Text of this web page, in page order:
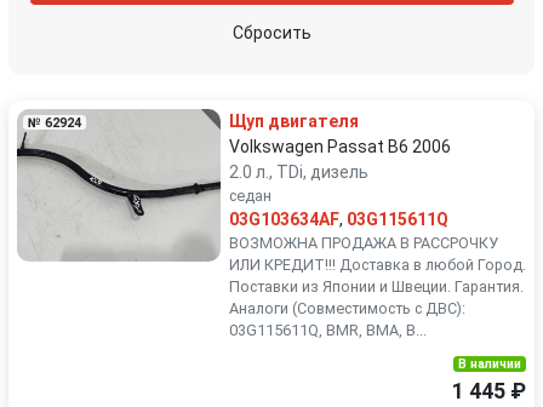
Skoda
Smart
Subaru Suzuki
Volkswagen
Сбросить
№ 62924
Щуп двигателя
Volkswagen Passat B6 2006
2.0 л., TDi, дизель
седан
03G103634AF, 03G115611Q
ВОЗМОЖНА ПРОДАЖА В РАССРОЧКУ
ИЛИ КРЕДИТ!!! Доставка в любой Город.
Поставки из Японии и Швеции. Гарантия.
Аналоги (Совместимость с ДВС):
03G115611Q, BMR, BMA, B...
В наличии
1 445 ₽